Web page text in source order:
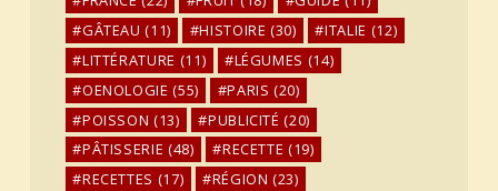
GÂTEAU (11) HISTOIRE (30) ITALIE (12)
LITTÉRATURE (11) LÉGUMES (14)
OENOLOGIE (55) PARIS (20)
POISSON (13) PUBLICITÉ (20)
PÂTISSERIE (48) RECETTE (19)
RECETTES (17) RÉGION (23)